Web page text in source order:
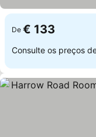
De € 133
Consulte os preços